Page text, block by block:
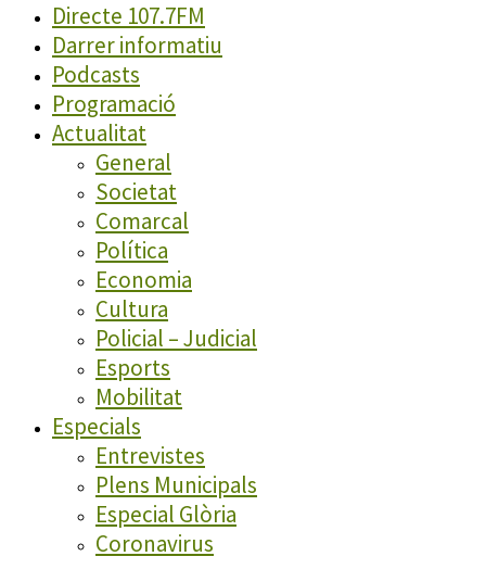
Directe 107.7FM
Darrer informatiu
Podcasts
Programació
Actualitat
General
Societat
Comarcal
Política
Economia
Cultura
Policial – Judicial
Esports
Mobilitat
Especials
Entrevistes
Plens Municipals
Especial Glòria
Coronavirus